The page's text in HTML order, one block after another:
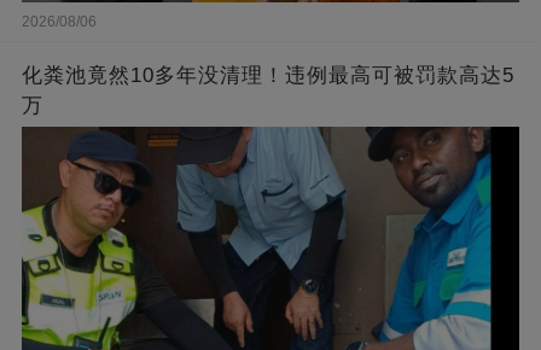
2026/08/06
化粪池竟然10多年没清理！违例最高可被罚款高达5
万